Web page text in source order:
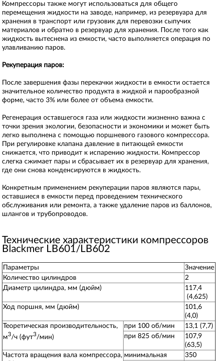
Компрессоры также могут использоваться для общего
перемещения жидкости на заводе, например, из резервуара для
хранения в транспорт или грузовик для перевозки сыпучих
материалов и обратно в резервуар для хранения. После того как
жидкость вытеснена из емкости, часто выполняется операция по
улавливанию паров.
Рекуперация паров:
После завершения фазы перекачки жидкости в емкости остается
значительное количество продукта в жидкой и парообразной
форме, часто 3% или более от объема емкости.
Регенерация оставшегося газа или жидкости жизненно важна с
точки зрения экологии, безопасности и экономики и может быть
легко выполнена с помощью поршневого газового компрессора.
При регулировке клапана давление в питающей емкости
снижается, что приводит к испарению жидкости. Компрессор
слегка сжимает пары и сбрасывает их в резервуар для хранения,
где они снова конденсируются в жидкость.
Конкретным применением рекуперации паров являются пары,
оставшиеся в емкости перед проведением технического
обслуживания или ремонта, а также удаление паров из баллонов,
шлангов и трубопроводов.
Технические характеристики компрессоров
Blackmer LB601/LB602
Параметры
Значение
Количество цилиндров
2
Диаметр цилиндра, мм (дюйм)
117,4
(4,625)
Ход поршня, мм (дюйм)
101,6
(4,0)
Теоретическая производительность,
м3/ч (фут3/мин)
при 100 об/мин
13,1 (7,7)
при 825 об/мин
107,9
(63,5)
Частота вращения вала компрессора, минимальная
350